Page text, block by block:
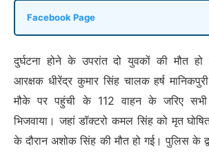
Facebook Page
दुर्घटना होने के उपरांत दो युवकों की मौत
आरक्षक धीरेंद्र कुमार सिंह चालक हर्ष
मौके पर पहुंची के 112 वाहन के जरिए
भिजवाया। जहां डॉक्टरो कमल सिंह को मृत
के दौरान अशोक सिंह की मौत हो गई। पुलिस के